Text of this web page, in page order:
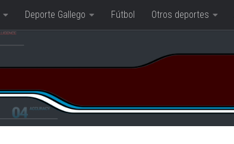
Deporte Gallego Fútbol Otros deportes